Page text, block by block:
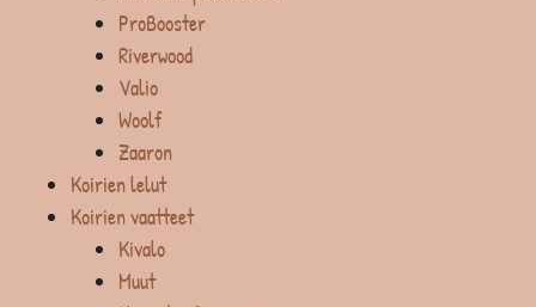
ProBooster
Riverwood
Valio
Woolf
Zaaron
Koirien lelut
Koirien vaatteet
Kivalo
Muut